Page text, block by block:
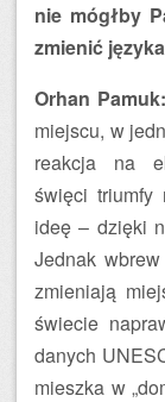
nie mógłby
zmienić
Orhan Pamuk:
miejscu, w
reakcja na
święci triumfy
ideę – dzięki
Jednak
zmieniają
świecie
danych
mieszka w